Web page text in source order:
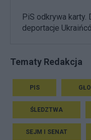
PiS odkrywa karty.
deportacje
Tematy Redakcja
PIS
ŚLEDZTWA
SEJM I SENAT